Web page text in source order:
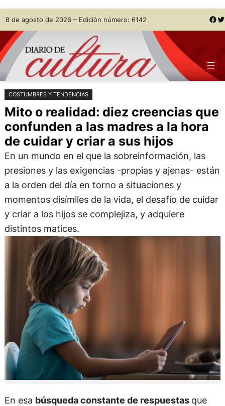
Saltar
al
contenido
Skip
to
content
8 de agosto de 2026 – Edición número: 6142 Facebook Twitter
COSTUMBRES Y TENDENCIAS
Mito o realidad: diez creencias que
confunden a las madres a la hora
de cuidar y criar a sus hijos
En un mundo en el que la sobreinformación, las
presiones y las exigencias -propias y ajenas- están
a la orden del día en torno a situaciones y
momentos disímiles de la vida, el desafío de cuidar
y criar a los hijos se complejiza, y adquiere
distintos matices.
En esa búsqueda constante de respuestas que